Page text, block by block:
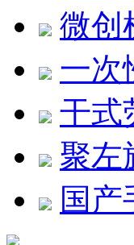
微创
一次
干式
聚左
国产